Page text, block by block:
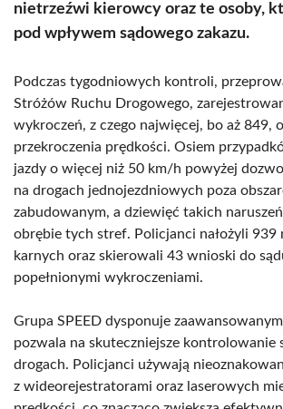
nietrzeźwi kierowcy oraz te osoby,
pod wpływem sądowego zakazu.
Podczas tygodniowych kontroli,
Stróżów Ruchu Drogowego,
wykroczeń, z czego najwięcej, bo aż 849,
przekroczenia prędkości. Osiem
jazdy o więcej niż 50 km/h powyżej
na drogach jednojezdniowych poza
zabudowanym, a dziewięć takich
obrębie tych stref. Policjanci nałożyli 939
karnych oraz skierowali 43 wnioski do
popełnionymi wykroczeniami.
Grupa SPEED dysponuje
pozwala na skuteczniejsze kontrolowanie
drogach. Policjanci używają
z wideorejestratorami oraz laserowych